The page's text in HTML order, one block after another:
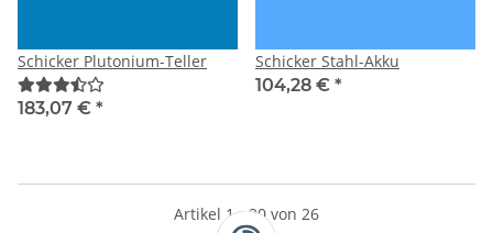
Schicker Plutonium-Teller
183,07 € *
Schicker Stahl-Akku
104,28 € *
Artikel 1 - 20 von 26